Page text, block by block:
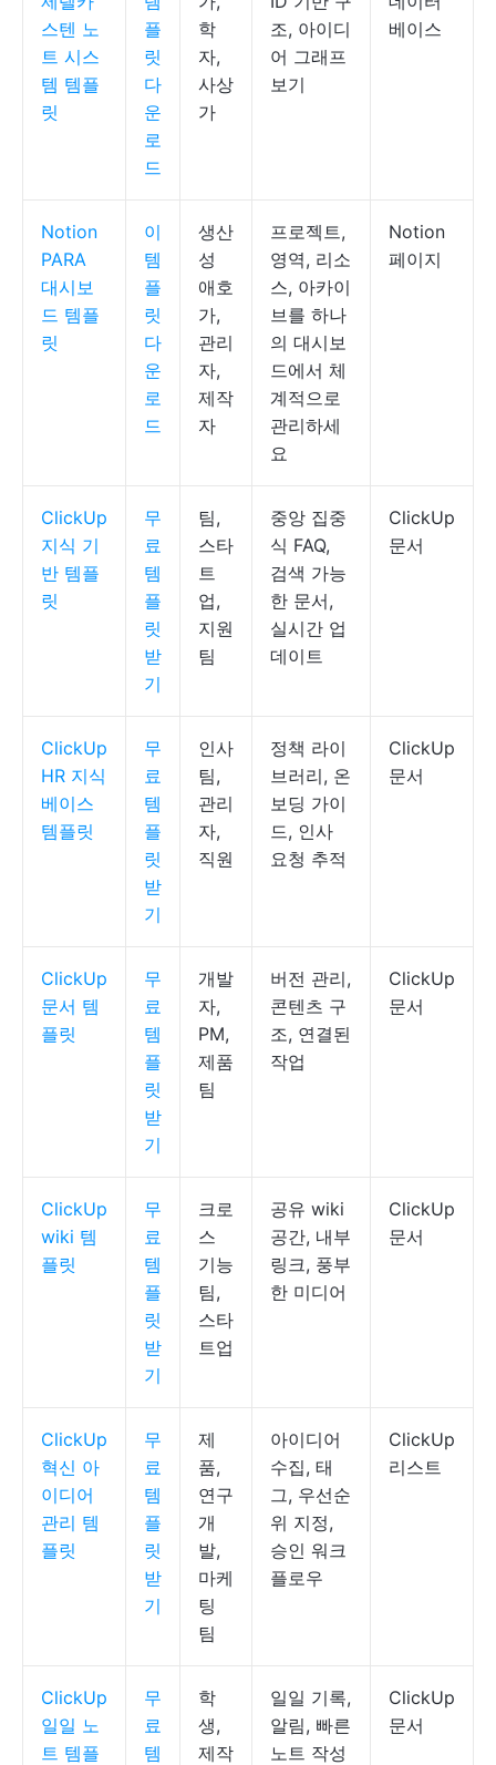
스텐 노
트 시스
템 템플
릿
플
릿
다
운
로
드
학
자,
사상
가
조, 아이디
어 그래프
보기
베이스
Notion
PARA
대시보
드 템플
릿
이
템
플
릿
다
운
로
드
생산
성
애호
가,
관리
자,
제작
자
프로젝트,
영역, 리소
스, 아카이
브를 하나
의 대시보
드에서 체
계적으로
관리하세
요
Notion
페이지
ClickUp
지식 기
반 템플
릿
무
료
템
플
릿
받
기
팀,
스타
트
업,
지원
팀
중앙 집중
식 FAQ,
검색 가능
한 문서,
실시간 업
데이트
ClickUp
문서
ClickUp
HR 지식
베이스
템플릿
무
료
템
플
릿
받
기
인사
팀,
관리
자,
직원
정책 라이
브러리, 온
보딩 가이
드, 인사
요청 추적
ClickUp
문서
ClickUp
문서 템
플릿
무
료
템
플
릿
받
기
개발
자,
PM,
제품
팀
버전 관리,
콘텐츠 구
조, 연결된
작업
ClickUp
문서
ClickUp
wiki 템
플릿
무
료
템
플
릿
받
기
크로
스
기능
팀,
스타
트업
공유 wiki
공간, 내부
링크, 풍부
한 미디어
ClickUp
문서
ClickUp
혁신 아
이디어
관리 템
플릿
무
료
템
플
릿
받
기
제
품,
연구
개
발,
마케
팅
팀
아이디어
수집, 태
그, 우선순
위 지정,
승인 워크
플로우
ClickUp
리스트
ClickUp
일일 노
트 템플
무
료
템
학
생,
제작
일일 기록,
알림, 빠른
노트 작성
ClickUp
문서